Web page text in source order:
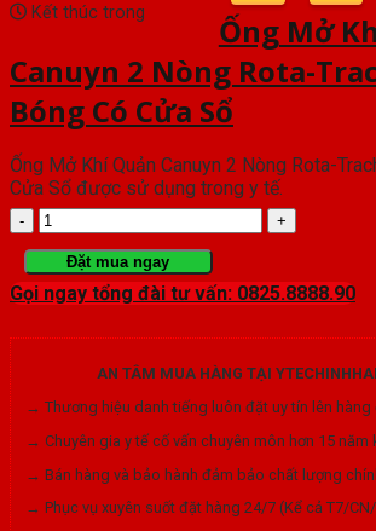
Kết thúc trong
Ống Mở
Canuyn 2 Nòng Rota-
Bóng Có Cửa Sổ
Ống Mở Khí Quản Canuyn 2 Nòng Rota-
Cửa Sổ được sử dụng trong y tế.
Ống
Khí
Quản
Canuyn
Nòng
Rota-
Đặt mua ngay
Gọi ngay tổng đài tư vấn: 0825.8888.90
AN TÂM MUA HÀNG TẠI
→ Thương hiệu danh tiếng luôn đặt uy tín lên hàng
→ Chuyên gia y tế cố vấn chuyên môn hơn 15 năm
→ Bán hàng và bảo hành đảm bảo chất lượng
→ Phục vụ xuyên suốt đặt hàng 24/7 (Kể cả T7/